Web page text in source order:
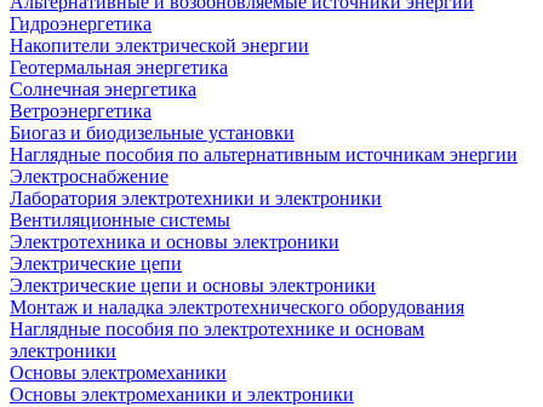
Гидроэнергетика
Накопители электрической энергии
Геотермальная энергетика
Солнечная энергетика
Ветроэнергетика
Биогаз и биодизельные установки
Наглядные пособия по альтернативным источникам энергии
Электроснабжение
Лаборатория электротехники и электроники
Вентиляционные системы
Электротехника и основы электроники
Электрические цепи
Электрические цепи и основы электроники
Монтаж и наладка электротехнического оборудования
Наглядные пособия по электротехнике и основам
электроники
Основы электромеханики
Основы электромеханики и электроники